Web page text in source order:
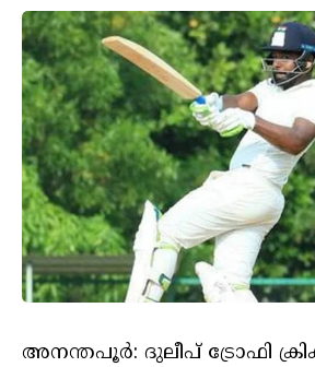
അനന്തപൂര്‍: ദുലീപ് ട്രോഫി